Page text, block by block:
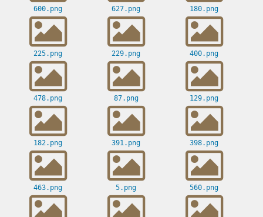
600.png 627.png 180.png
225.png 229.png 400.png
478.png 87.png 129.png
182.png 391.png 398.png
463.png 5.png 560.png